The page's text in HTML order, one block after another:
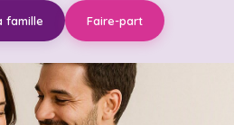
famille Faire-part